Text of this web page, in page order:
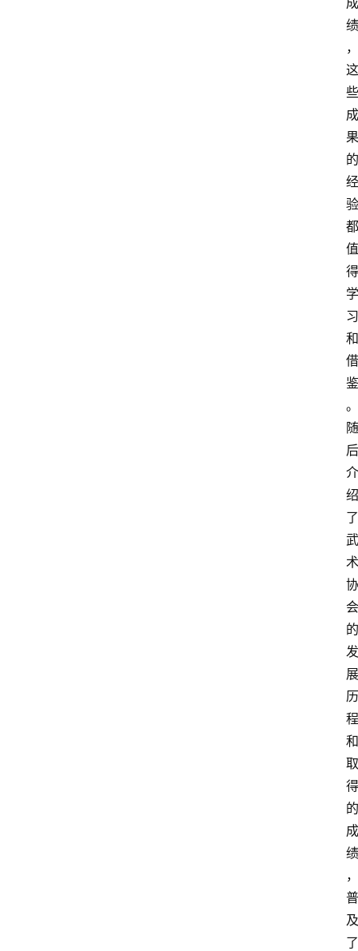
绩
，
这
些
成
果
的
经
验
都
值
得
学
习
和
借
鉴
。
随
后
介
绍
了
武
术
协
会
的
发
展
历
程
和
取
得
的
成
绩
，
普
及
了